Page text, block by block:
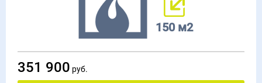
150 м2
351 900 руб.